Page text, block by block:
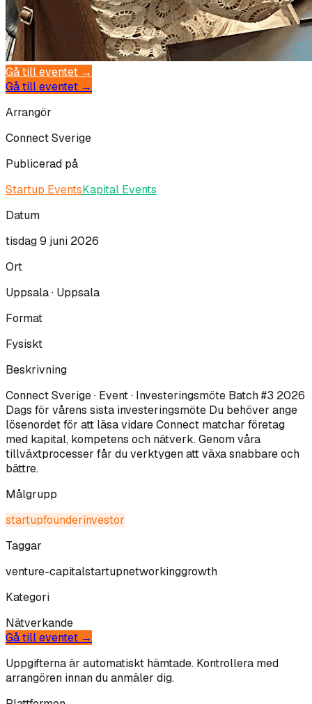
Gå till eventet →
Gå till eventet →
Arrangör
Connect Sverige
Publicerad på
Startup EventsKapital Events
Datum
tisdag 9 juni 2026
Ort
Uppsala · Uppsala
Format
Fysiskt
Beskrivning
Connect Sverige · Event · Investeringsmöte Batch #3 2026
Dags för vårens sista investeringsmöte Du behöver ange
lösenordet för att läsa vidare Connect matchar företag
med kapital, kompetens och nätverk. Genom våra
tillväxtprocesser får du verktygen att växa snabbare och
bättre.
Målgrupp
startupfounderinvestor
Taggar
venture-capitalstartupnetworkinggrowth
Kategori
Nätverkande
Gå till eventet →
Uppgifterna är automatiskt hämtade. Kontrollera med
arrangören innan du anmäler dig.